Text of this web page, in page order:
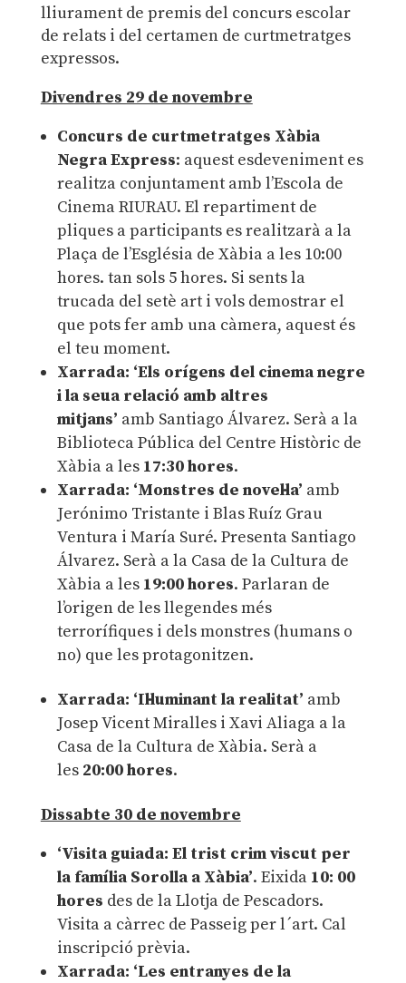
lliurament de premis del concurs escolar
de relats i del certamen de curtmetratges
expressos.
Divendres 29 de novembre
Concurs de curtmetratges Xàbia
Negra Express: aquest esdeveniment es
realitza conjuntament amb l’Escola de
Cinema RIURAU. El repartiment de
pliques a participants es realitzarà a la
Plaça de l’Església de Xàbia a les 10:00
hores. tan sols 5 hores. Si sents la
trucada del setè art i vols demostrar el
que pots fer amb una càmera, aquest és
el teu moment.
Xarrada: ‘Els orígens del cinema negre
i la seua relació amb altres
mitjans’ amb Santiago Álvarez. Serà a la
Biblioteca Pública del Centre Històric de
Xàbia a les 17:30 hores.
Xarrada: ‘Monstres de novel·la’ amb
Jerónimo Tristante i Blas Ruíz Grau
Ventura i María Suré. Presenta Santiago
Álvarez. Serà a la Casa de la Cultura de
Xàbia a les 19:00 hores. Parlaran de
l’origen de les llegendes més
terrorífiques i dels monstres (humans o
no) que les protagonitzen.
Xarrada: ‘Il·luminant la realitat’ amb
Josep Vicent Miralles i Xavi Aliaga a la
Casa de la Cultura de Xàbia. Serà a
les 20:00 hores.
Dissabte 30 de novembre
‘Visita guiada: El trist crim viscut per
la família Sorolla a Xàbia’. Eixida 10: 00
hores des de la Llotja de Pescadors.
Visita a càrrec de Passeig per l´art. Cal
inscripció prèvia.
Xarrada: ‘Les entranyes de la